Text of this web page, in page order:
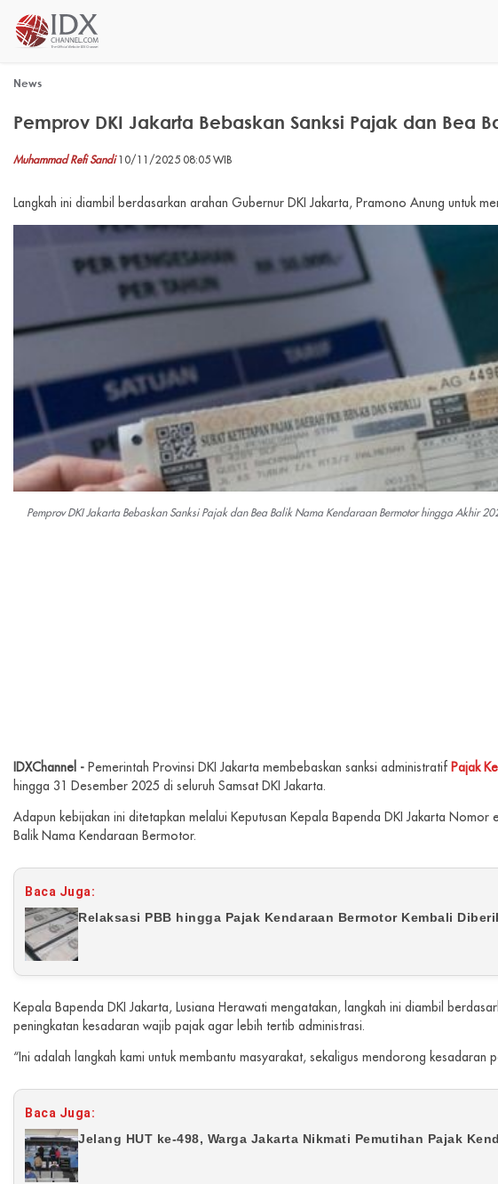
News
Pemprov DKI Jakarta Bebaskan Sanksi Pajak dan Bea
Muhammad Refi Sandi10/11/2025 08:05 WIB
Langkah ini diambil berdasarkan arahan Gubernur DKI Jakarta, Pramono Anung untuk
Pemprov DKI Jakarta Bebaskan Sanksi Pajak dan Bea Balik Nama Kendaraan Bermotor hingga Akhir
IDXChannel - Pemerintah Provinsi DKI Jakarta membebaskan sanksi administratif Pajak
hingga 31 Desember 2025 di seluruh Samsat DKI Jakarta.
Adapun kebijakan ini ditetapkan melalui Keputusan Kepala Bapenda DKI Jakarta
Balik Nama Kendaraan Bermotor.
Baca Juga:
Relaksasi PBB hingga Pajak Kendaraan Bermotor Kembali
Kepala Bapenda DKI Jakarta, Lusiana Herawati mengatakan, langkah ini diambil
peningkatan kesadaran wajib pajak agar lebih tertib administrasi.
“Ini adalah langkah kami untuk membantu masyarakat, sekaligus mendorong
Baca Juga:
Jelang HUT ke-498, Warga Jakarta Nikmati Pemutihan Pajak